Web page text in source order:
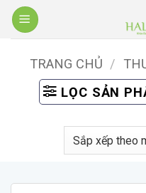
Bỏ
qua
TRANG CHỦ /
LỌC SẢN